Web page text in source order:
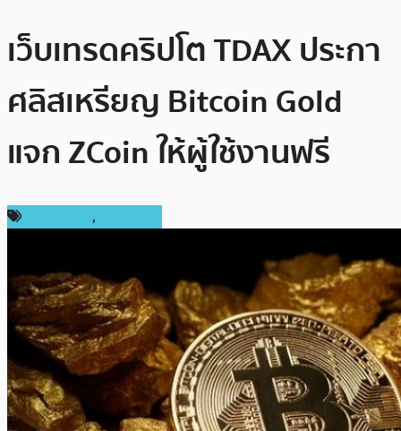
เว็บเทรดคริปโต TDAX ประกา
ศลิสเหรียญ Bitcoin Gold
แจก ZCoin ให้ผู้ใช้งานฟรี
,